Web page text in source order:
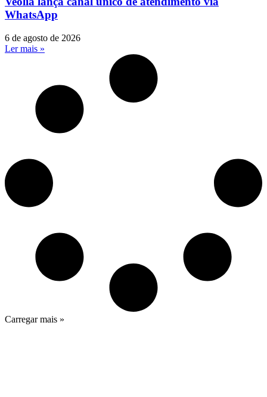
WhatsApp
6 de agosto de 2026
Ler mais »
Carregar mais »